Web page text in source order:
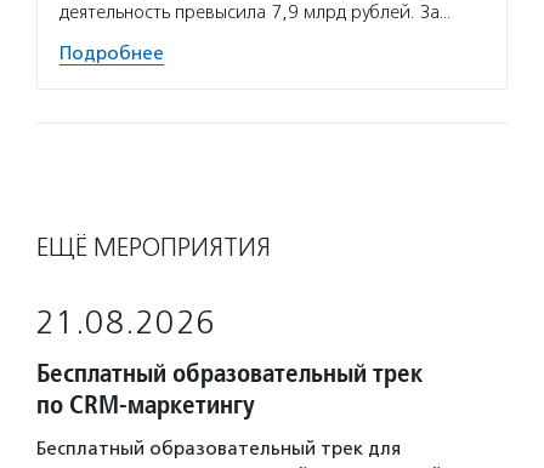
деятельность превысила 7,9 млрд рублей. За…
Подробнее
ЕЩЁ МЕРОПРИЯТИЯ
21.08.2026
Бесплатный образовательный трек
по CRM-маркетингу
Бесплатный образовательный трек для